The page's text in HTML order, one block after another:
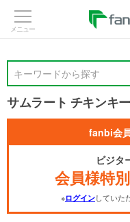
キーワードから探す
サムラート チキンキ
fanbi会
ビジタ
会員様特
※ログインしていた